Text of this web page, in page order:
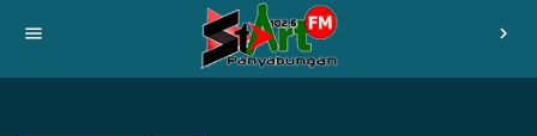
menu chevron_right